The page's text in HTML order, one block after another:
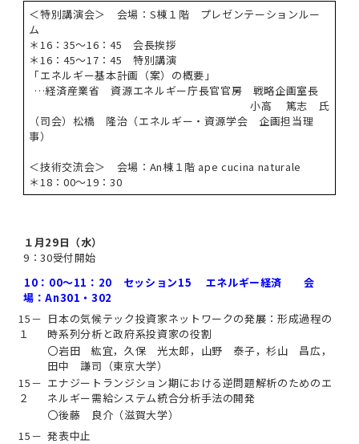
＜特別講演会＞ 会場：S棟１階 プレゼンテーションルー
ム
＊16：35～16：45 会長挨拶
＊16：45～17：45 特別講演
「エネルギー基本計画（案）の概要」
…経済産業省 資源エネルギー庁長官官房 戦略企画室長
小高 篤志 氏
（司会）松橋 隆治（エネルギー・資源学会 企画担当理
事）
＜技術交流会＞ 会場：An棟１階 ape cucina naturale
＊18：00～19：30
１月29日（水）
9：30受付開始
10：00～11：20 セッション15 エネルギー経済 会
場：An301・302
15－
１
日本の気候テック投資家ネットワークの発展：形成過程の
時系列分析と政府系投資家の役割
〇岩田 紘宜，久保 光太郎，山野 泰子，杉山 昌広，
田中 謙司（東京大学）
15－
２
エナジートランジション期における逆問題解析のためのエ
ネルギー需給システム統合分析手法の開発
〇後藤 良介（滋賀大学）
15－ 発表中止